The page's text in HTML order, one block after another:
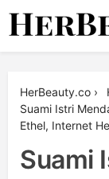
Skip
HerBeauty.co ›
Suami Istri
Ethel, Internet
Suami